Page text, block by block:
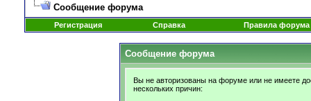
Сообщение форума
Регистрация Справка Правила форума
Сообщение форума
Вы не авторизованы на форуме или не имеете
нескольких причин: